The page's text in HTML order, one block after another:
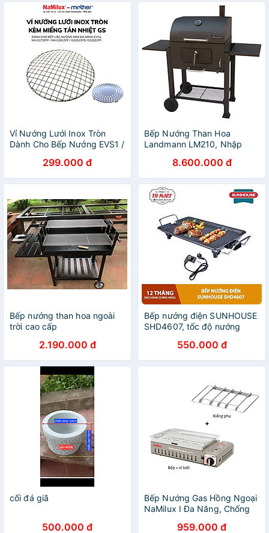
Vỉ Nướng Lưới Inox Tròn
Dành Cho Bếp Nướng EVS1 /
GS2612PE / NH-G3612PF
299.000 đ
Bếp Nướng Than Hoa
Landmann LM210, Nhập
8.600.000 đ
Bếp nướng than hoa ngoài
trời cao cấp
2.190.000 đ
Bếp nướng điện SUNHOUSE
SHD4607, tốc độ nướng
550.000 đ
cối đá giã
500.000 đ
Bếp Nướng Gas Hồng Ngoại
NaMilux I Đa Năng, Chống
Hàng Chính Hãng
959.000 đ